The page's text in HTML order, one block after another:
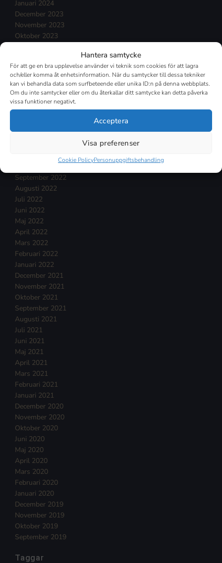
Hantera samtycke
För att ge en bra upplevelse använder vi teknik som cookies för att lagra
och/eller komma åt enhetsinformation. När du samtycker till dessa tekniker
kan vi behandla data som surfbeteende eller unika ID:n på denna webbplats.
Om du inte samtycker eller om du återkallar ditt samtycke kan detta påverka
vissa funktioner negativt.
Acceptera
Visa preferenser
Cookie PolicyPersonuppgiftsbehandling
Januari 2024
December 2023
November 2023
Oktober 2023
Juli 2023
Juni 2023
Maj 2023
April 2023
Mars 2023
Januari 2023
November 2022
September 2022
Augusti 2022
Juli 2022
Juni 2022
Maj 2022
April 2022
Mars 2022
Februari 2022
Januari 2022
December 2021
November 2021
Oktober 2021
September 2021
Augusti 2021
Juli 2021
Juni 2021
Maj 2021
April 2021
Mars 2021
Februari 2021
Januari 2021
December 2020
November 2020
Oktober 2020
Juni 2020
Maj 2020
April 2020
Mars 2020
Februari 2020
Januari 2020
December 2019
November 2019
Oktober 2019
September 2019
Taggar